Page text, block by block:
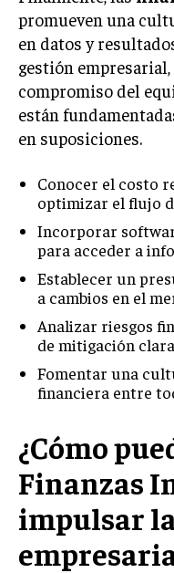
ÉTICA
SOCIAL
BLOG
Ricardo
Soy
innovación,
más de
portal de
corporativas hasta
el periodismo como
sociedad actualizada y
Aparece en periódicos
Infórmate aquí.
promueven una
en datos y
gestión
compromiso del
están
en suposiciones.
Conocer el costo
optimizar el flujo
Incorporar
para acceder a
Establecer un
a cambios en el
Analizar riesgos
de mitigación
Fomentar una
financiera entre
¿Cómo
Finanzas
impulsar